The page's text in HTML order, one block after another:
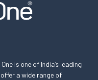
is one of India’s leading
a wide range of